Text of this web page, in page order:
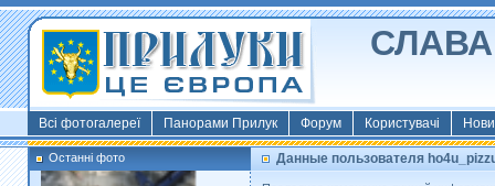
СЛАВА
Всі фотогалереї Панорами Прилук Форум Користувачі
Останні фото
Фото: Київ 2022
Власник:
morsresistis
Галерея:
Templates
Додано: 2022-11-13
Данные пользователя